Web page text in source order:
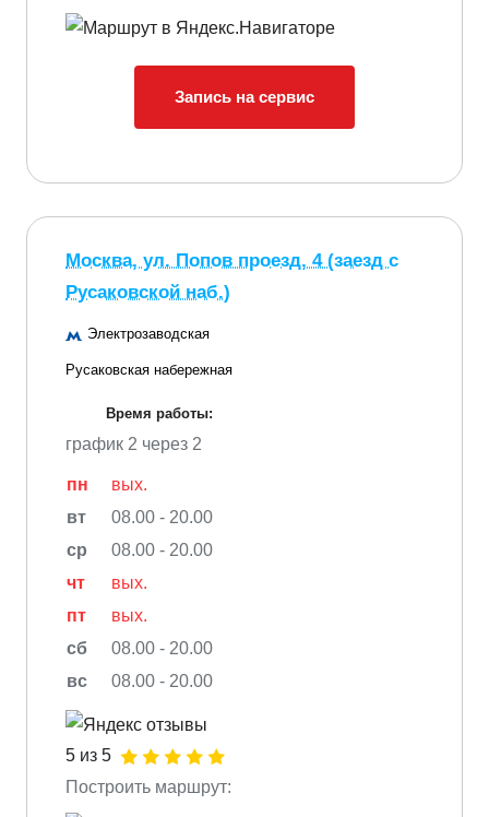
Запись на сервис
Москва, ул. Попов проезд, 4 (заезд с
Русаковской наб.)
Электрозаводская
Русаковская набережная
Время работы:
график 2 через 2
пн
вых.
вт
08.00 - 20.00
ср
08.00 - 20.00
чт
вых.
пт
вых.
сб
08.00 - 20.00
вс
08.00 - 20.00
5 из 5
Построить маршрут: